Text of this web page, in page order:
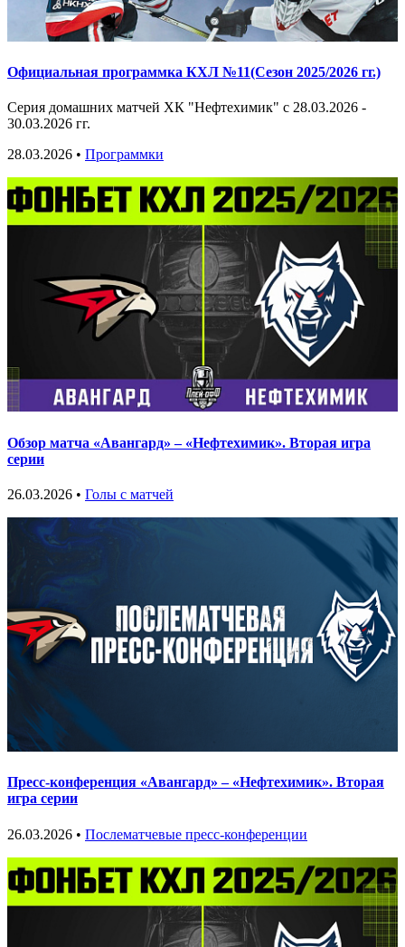
Официальная программка КХЛ №11(Сезон 2025/2026 гг.)
Серия домашних матчей ХК "Нефтехимик" с 28.03.2026 -
30.03.2026 гг.
28.03.2026 • Программки
Обзор матча «Авангард» – «Нефтехимик». Вторая игра
серии
26.03.2026 • Голы с матчей
Пресс-конференция «Авангард» – «Нефтехимик». Вторая
игра серии
26.03.2026 • Послематчевые пресс-конференции